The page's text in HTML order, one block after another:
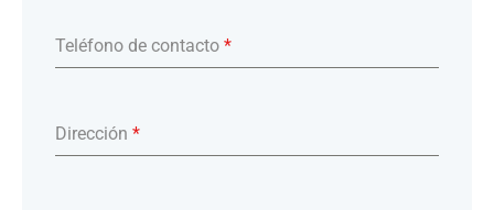
Teléfono de contacto *
Dirección *